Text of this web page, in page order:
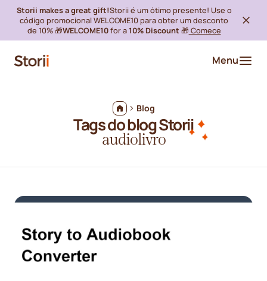
Storii makes a great gift!Storii é um ótimo presente! Use o
código promocional WELCOME10 para obter um desconto
de 10% 🎁WELCOME10for a10% Discount 🎁 Comece
Menu
Blog
Tags do blog Storii
audiolivro